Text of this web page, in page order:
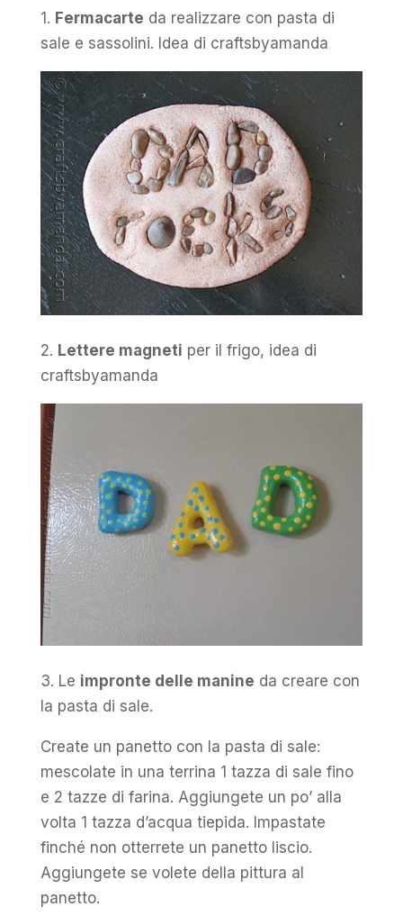
1. Fermacarte da realizzare con pasta di
sale e sassolini. Idea di craftsbyamanda
2. Lettere magneti per il frigo, idea di
craftsbyamanda
3. Le impronte delle manine da creare con
la pasta di sale.
Create un panetto con la pasta di sale:
mescolate in una terrina 1 tazza di sale fino
e 2 tazze di farina. Aggiungete un po’ alla
volta 1 tazza d’acqua tiepida. Impastate
finché non otterrete un panetto liscio.
Aggiungete se volete della pittura al
panetto.